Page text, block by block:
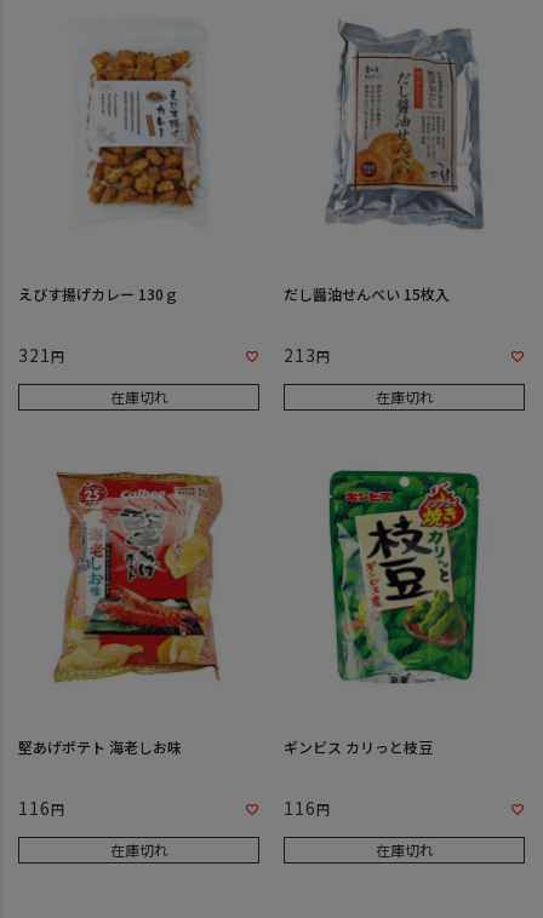
えびす揚げカレー 130ｇ
321
在庫切れ
だし醤油せんべい 15枚入
213
在庫切れ
堅あげポテト 海老しお味
116
在庫切れ
ギンビス カリっと枝豆
116
在庫切れ